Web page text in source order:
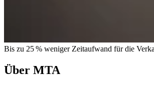
Bis zu 25 % weniger Zeitaufwand für die
Über MTA